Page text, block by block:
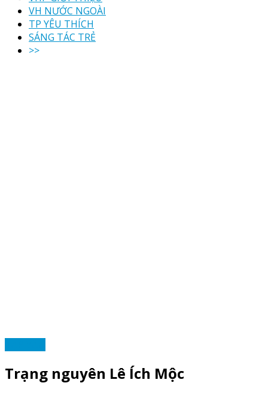
VH NƯỚC NGOÀI
TP YÊU THÍCH
SÁNG TÁC TRẺ
>>
Trạng nguyên Lê Ích Mộc